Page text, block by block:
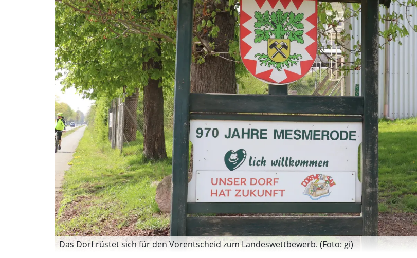
Das Dorf rüstet sich für den Vorentscheid zum Landeswettbewerb. (Foto: gi)